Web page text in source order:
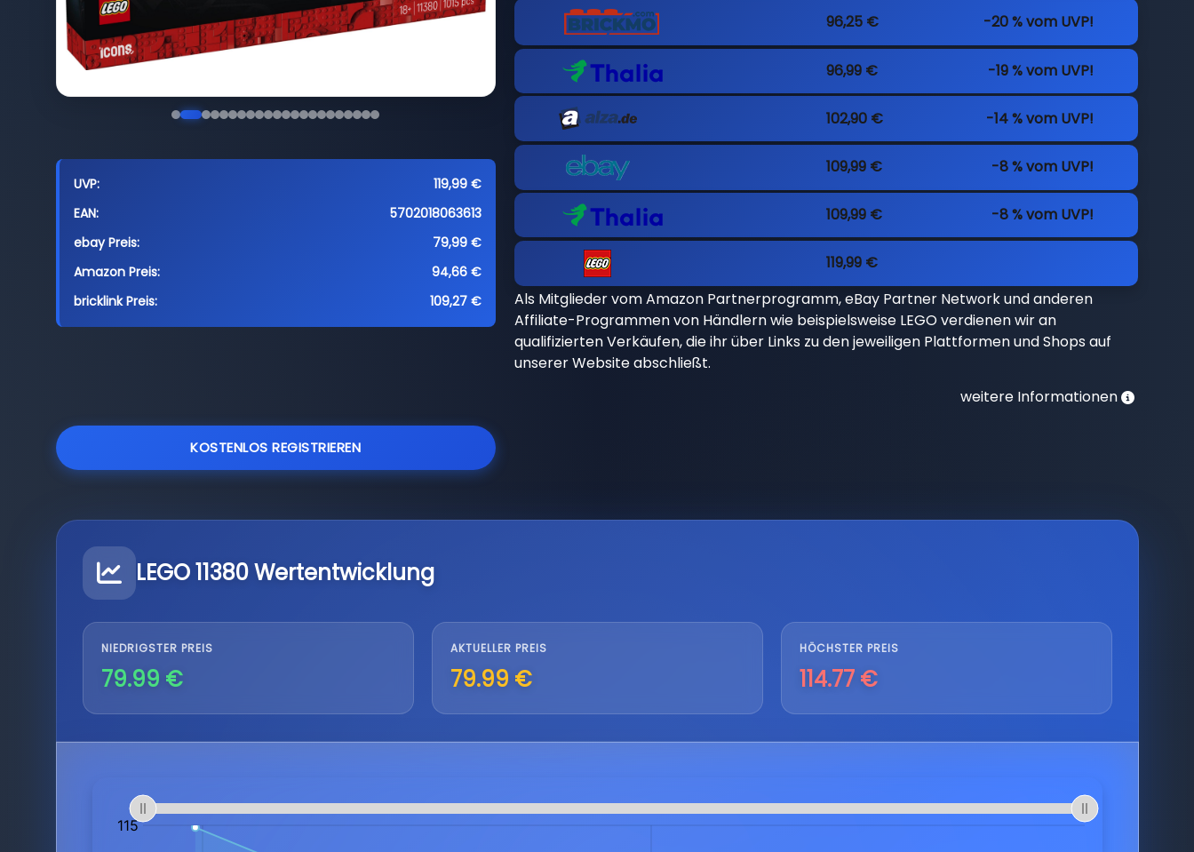
UVP:
119,99 €
EAN:
5702018063613
ebay Preis:
79,99 €
Amazon Preis:
94,66 €
bricklink Preis:
109,27 €
KOSTENLOS REGISTRIEREN
96,25 € -20 % vom UVP!
96,99 € -19 % vom UVP!
102,90 € -14 % vom UVP!
109,99 € -8 % vom UVP!
109,99 € -8 % vom UVP!
119,99 €
Als Mitglieder vom Amazon Partnerprogramm, eBay Partner Network und anderen
Affiliate-Programmen von Händlern wie beispielsweise LEGO verdienen wir an
qualifizierten Verkäufen, die ihr über Links zu den jeweiligen Plattformen und Shops auf
unserer Website abschließt.
weitere Informationen
LEGO 11380 Wertentwicklung
NIEDRIGSTER PREIS
79.99 €
AKTUELLER PREIS
79.99 €
HÖCHSTER PREIS
114.77 €